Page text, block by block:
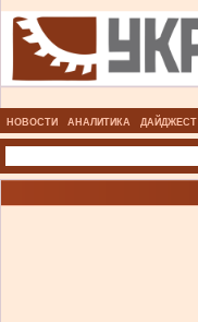
НОВОСТИ АНАЛИТИКА ДАЙДЖЕСТ